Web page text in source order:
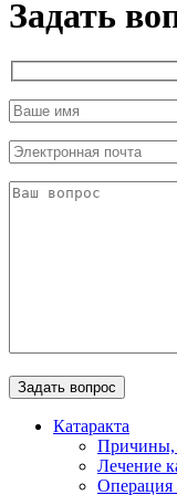
Задать
Катаракта
Причины,
Лечение
Операция